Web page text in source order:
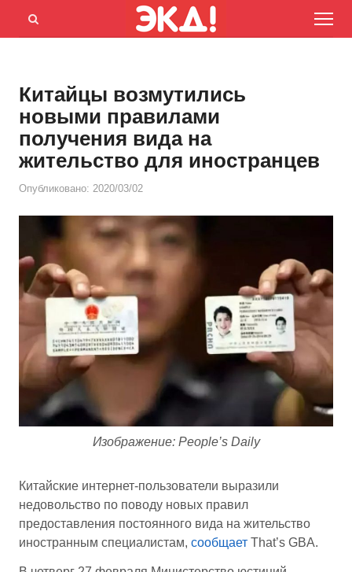
Menu
Открыть
Китайцы возмутились
новыми правилами
получения вида на
жительство для иностранцев
Опубликовано: 2020/03/02
Изображение: People’s Daily
Китайские интернет-пользователи выразили
недовольство по поводу новых правил
предоставления постоянного вида на жительство
иностранным специалистам, сообщает That’s GBA.